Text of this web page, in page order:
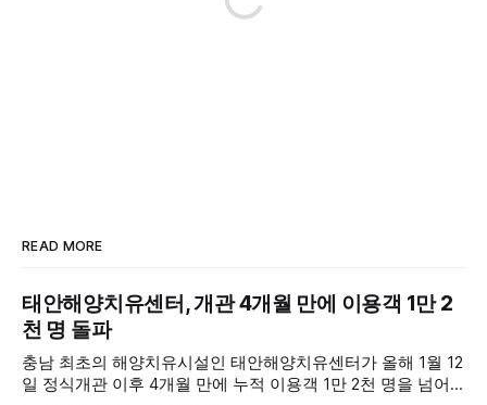
READ MORE
태안해양치유센터, 개관 4개월 만에 이용객 1만 2
천 명 돌파
충남 최초의 해양치유시설인 태안해양치유센터가 올해 1월 12
일 정식개관 이후 4개월 만에 누적 이용객 1만 2천 명을 넘어